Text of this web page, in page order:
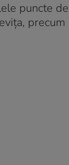
puncte de
precum